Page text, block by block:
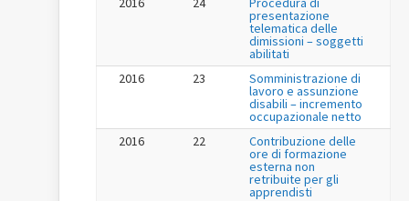
presentazione
telematica delle
dimissioni – soggetti
abilitati
2016
23 Somministrazione di
lavoro e assunzione
disabili – incremento
occupazionale netto
2016
22 Contribuzione delle
ore di formazione
esterna non
retribuite per gli
apprendisti